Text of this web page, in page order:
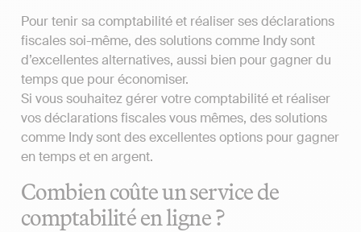
Pour tenir sa comptabilité et réaliser ses déclarations
fiscales soi-même, des solutions comme Indy sont
d’excellentes alternatives, aussi bien pour gagner du
temps que pour économiser.
Si vous souhaitez gérer votre comptabilité et réaliser
vos déclarations fiscales vous mêmes, des solutions
comme Indy sont des excellentes options pour gagner
en temps et en argent.
Combien coûte un service de
comptabilité en ligne ?